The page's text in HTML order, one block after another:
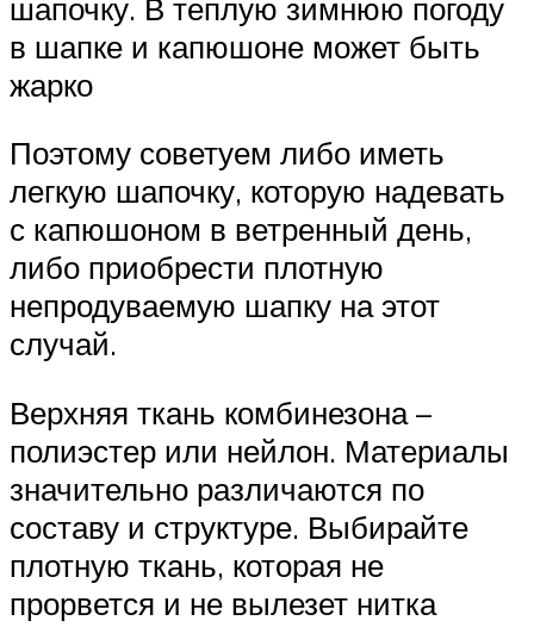
шапочку. В теплую зимнюю погоду
в шапке и капюшоне может быть
жарко
Поэтому советуем либо иметь
легкую шапочку, которую надевать
с капюшоном в ветренный день,
либо приобрести плотную
непродуваемую шапку на этот
случай.
Верхняя ткань комбинезона –
полиэстер или нейлон. Материалы
значительно различаются по
составу и структуре. Выбирайте
плотную ткань, которая не
прорвется и не вылезет нитка